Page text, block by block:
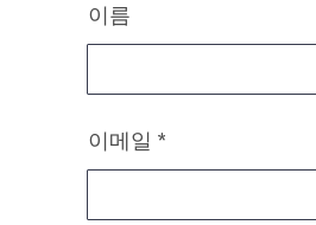
이름
이메일